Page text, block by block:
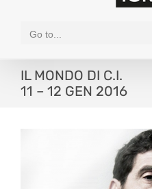
Go to...
IL MONDO DI C.I.
11 – 12 GEN 2016